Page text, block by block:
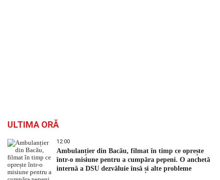
ULTIMA ORĂ
12:00
Ambulanțier din Bacău, filmat în timp ce oprește
într-o misiune pentru a cumpăra pepeni. O anchetă
internă a DSU dezvăluie însă și alte probleme